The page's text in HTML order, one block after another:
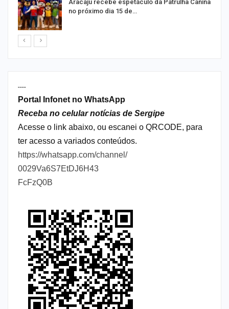
Aracaju recebe espetáculo da Patrulha Canina
no próximo dia 15 de…
----
Portal Infonet no WhatsApp
Receba no celular notícias de Sergipe
Acesse o link abaixo, ou escanei o QRCODE, para
ter acesso a variados conteúdos.
https://whatsapp.com/channel/
0029Va6S7EtDJ6H43
FcFzQ0B